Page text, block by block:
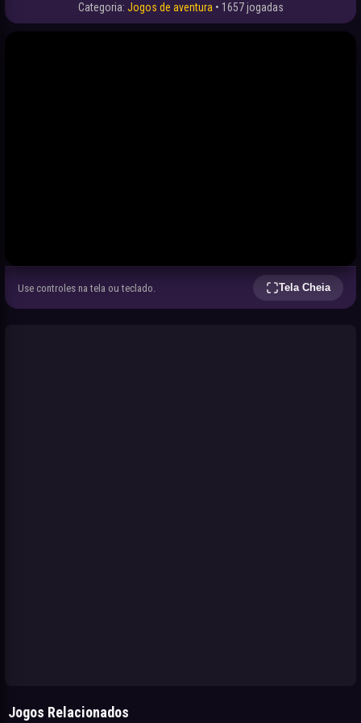
Categoria: Jogos de aventura • 1657 jogadas
Use controles na tela ou teclado. Tela Cheia
Jogos Relacionados